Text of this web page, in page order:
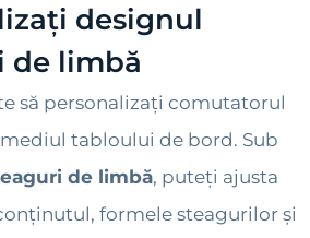
designul
de limbă
să personalizați comutatorul
tabloului de bord. Sub
de limbă, puteți ajusta
formele steagurilor și